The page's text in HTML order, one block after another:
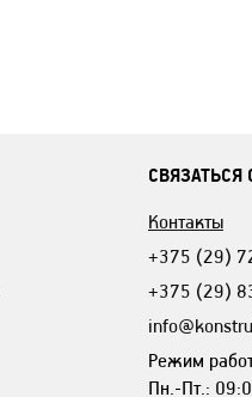
СВЯЗАТЬСЯ
Контакты
+375 (29)
+375 (29)
Режим
Пн.-Пт.: